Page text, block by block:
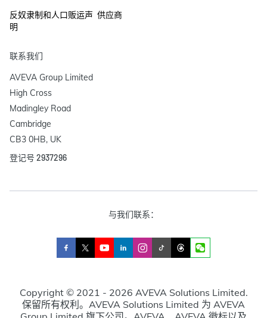
反奴隶制和人口贩运声
明
供应商
联系我们
AVEVA Group Limited
High Cross
Madingley Road
Cambridge
CB3 0HB, UK
登记号 2937296
与我们联系：
Copyright © 2021 - 2026 AVEVA Solutions Limited.
保留所有权利。AVEVA Solutions Limited 为 AVEVA